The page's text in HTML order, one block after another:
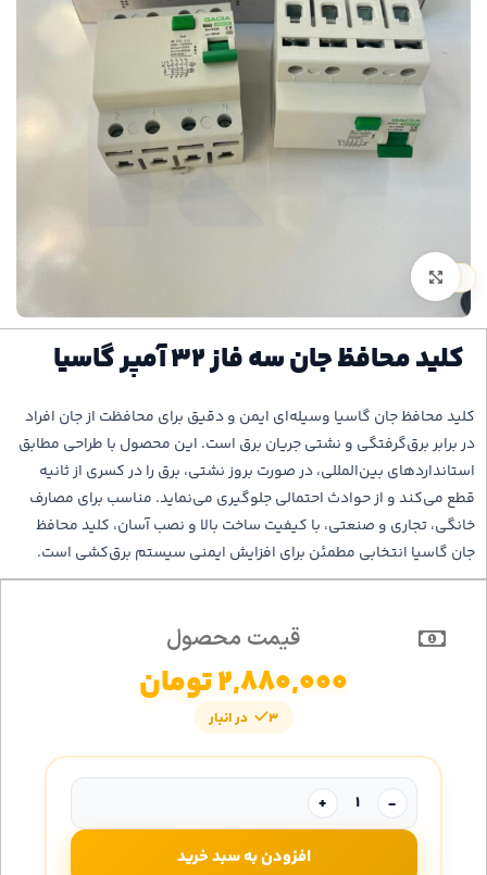
بزرگنمایی تصویر
کلید محافظ جان سه فاز 32 آمپر گاسیا
کلید محافظ جان گاسیا وسیله‌ای ایمن و دقیق برای محافظت از جان افراد
در برابر برق‌گرفتگی و نشتی جریان برق است. این محصول با طراحی مطابق
استانداردهای بین‌المللی، در صورت بروز نشتی، برق را در کسری از ثانیه
قطع می‌کند و از حوادث احتمالی جلوگیری می‌نماید. مناسب برای مصارف
خانگی، تجاری و صنعتی، با کیفیت ساخت بالا و نصب آسان، کلید محافظ
جان گاسیا انتخابی مطمئن برای افزایش ایمنی سیستم برق‌کشی است.
قیمت محصول
2,880,000تومان
3 در انبار
-
+
افزودن به سبد خرید